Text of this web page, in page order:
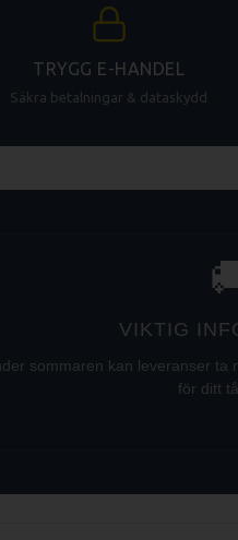
TRYGG E-HANDEL
Säkra betalningar & dataskydd
VIKTIG
sommaren kan leveranser ta
för ditt